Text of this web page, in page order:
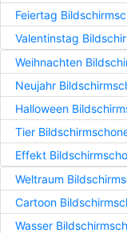
Feiertag
Valentinstag
Weihnachten
Neujahr
Halloween
Tier
Effekt
Weltraum
Cartoon
Wasser